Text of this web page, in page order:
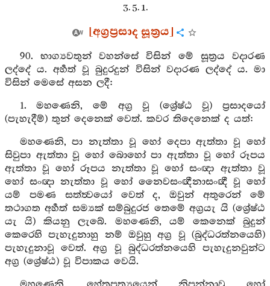
3. 5. 1.
[අග්‍රප්‍රසාද සූත්‍රය]
90. භාග්‍යවතුන් වහන්සේ විසින් මේ සූත්‍රය වදාරණ
ලද්දේ ය. අර්‍හත් වූ බුදුරදුන් විසින් වදාරණ ලද්දේ ය. මා
විසින් මෙසේ අසන ලදී:
1. මහණෙනි, මේ අග්‍ර වූ (ශ්‍රේෂ්ඨ වූ) ප්‍රසාදයෝ
(පැහැදීම්) තුන් දෙනෙක් වෙත්. කවර තිදෙනෙක් ද යත්:
මහණෙනි, පා නැත්තා වූ හෝ දෙපා ඇත්තා වූ හෝ
සිවුපා ඇත්තා වූ හෝ බොහෝ පා ඇත්තා වූ හෝ රූපය
ඇත්තා වූ හෝ රූපය නැත්තා වූ හෝ සංඥා ඇත්තා වූ
හෝ සංඥා නැත්තා වූ හෝ නෛවසංඥීනාසංඥී වූ හෝ
යම් පමණ සත්ත්‍වයෝ වෙත් ද, ඔවුන් අතුරෙන් මේ
තථාගත අර්‍හත් සම්‍යක් සම්බුදුරජ තෙමේ අග්‍රයැ යි (ශ්‍රේෂ්ඨ
යැ යි) කියනු ලැබේ. මහණෙනි, යම් කෙනෙක් බුදුන්
කෙරෙහි පැහැදුනාහු නම් ඔවුහු අග්‍ර වූ (බුද්ධරත්නයෙහි)
පැහැදුනාවූ වෙත්. අග්‍ර වූ බුද්ධරත්නයෙහි පැහැදුනවුන්ට
අග්‍ර (ශ්‍රේෂ්ඨ) වූ විපාකය වෙයි.